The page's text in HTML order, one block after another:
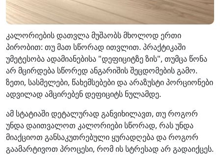
კალორიების დათვლა მუშაობს მხოლოდ ერთი
პირობით: თუ მათ სწორად ითვლით. პრაქტიკაში
უმეტესობა ადამიანებისა "დეფიციტზე ზის", თუმცა წონა
არ მცირდება სწორედ ანგარიშის შეცდომების გამო.
ზეთი, სასმელები, წახემსებები და არაზუსტი პორციონები
ადვილად ამცირებენ დეფიციტს ნულამდე.
ამ სტატიაში დეტალურად განვიხილავთ, თუ როგორ
უნდა დაითვალოთ კალორიები სწორად, რას უნდა
მიაქციოთ განსაკუთრებული ყურადღება და როგორ
გაამარტივოთ პროცესი, რომ ის სტრესად არ გადაიქცეს.